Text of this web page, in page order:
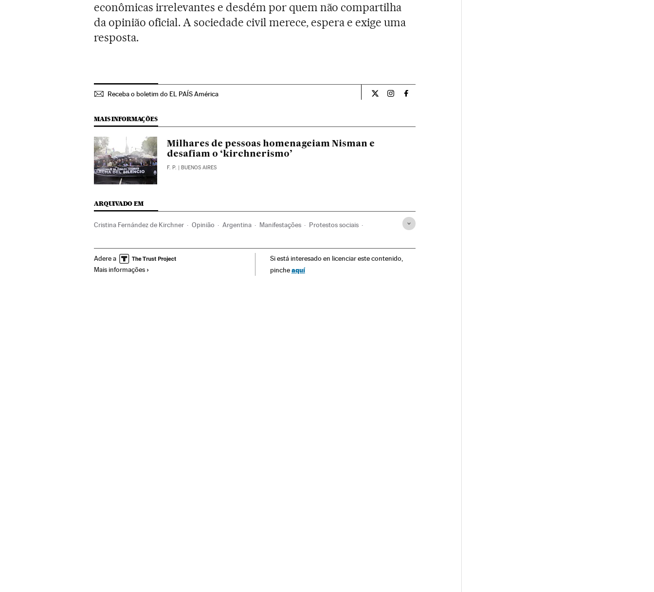
econômicas irrelevantes e desdém por quem não compartilha
da opinião oficial. A sociedade civil merece, espera e exige uma
resposta.
Receba o boletim do EL PAÍS América Opiniao El País Brasil en Twitter
Opiniao El País Brasil en Instagram
Opiniao El País Brasil en Facebook
MAIS INFORMAÇÕES
Milhares de pessoas homenageiam Nisman e
desafiam o ‘kirchnerismo’
F. P. | BUENOS AIRES
ARQUIVADO EM
Cristina Fernández de Kirchner Opinião Argentina Manifestações Protestos sociais
Caso Nisman Casos por resolver Alberto Nisman Casos judiciais
Adere a
Mais informações
Si está interesado en licenciar este contenido,
pincheaquí